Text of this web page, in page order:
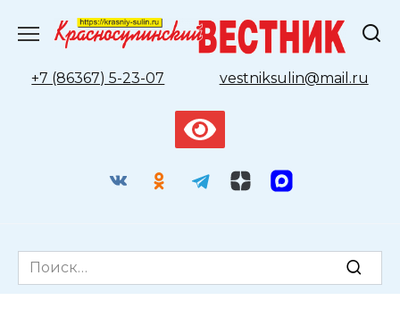
содержанию
+7 (86367) 5-23-07
vestniksulin@mail.ru
Search
for: